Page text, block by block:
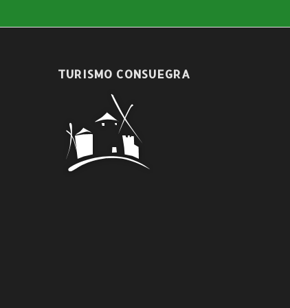
TURISMO CONSUEGRA